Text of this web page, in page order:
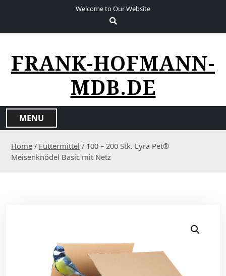
Welcome to Our Website
FRANK-HOFMANN-
MDB.DE
MENU
Home / Futtermittel / 100 – 200 Stk. Lyra Pet®
Meisenknödel Basic mit Netz